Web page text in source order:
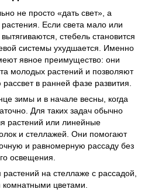
не просто «дать свет», а
Если света мало или
стебель становится
системы ухудшается. Именно
явное преимущество: они
молодых растений и позволяют
в ранней фазе развития.
зимы и в начале весны, когда
Для таких задач обычно
растений или линейные
и стеллажей. Они помогают
и равномерную рассаду без
освещения.